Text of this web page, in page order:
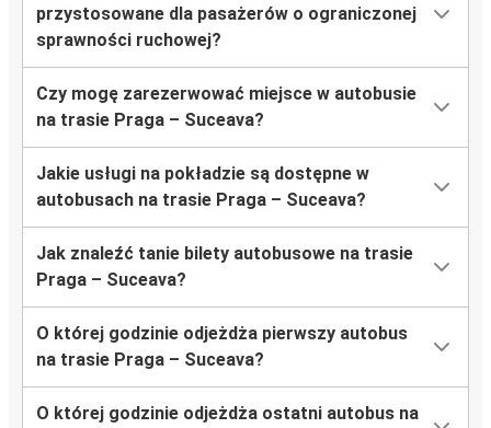
przystosowane dla pasażerów o ograniczonej
sprawności ruchowej?
Czy mogę zarezerwować miejsce w autobusie
na trasie Praga – Suceava?
Jakie usługi na pokładzie są dostępne w
autobusach na trasie Praga – Suceava?
Jak znaleźć tanie bilety autobusowe na trasie
Praga – Suceava?
O której godzinie odjeżdża pierwszy autobus
na trasie Praga – Suceava?
O której godzinie odjeżdża ostatni autobus na